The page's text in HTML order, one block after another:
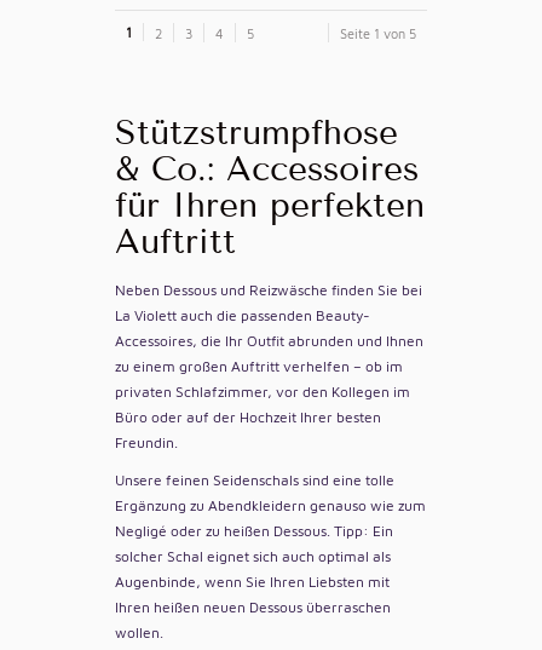
Stützstrumpfhose
& Co.: Accessoires
für Ihren perfekten
Auftritt
Neben Dessous und Reizwäsche finden Sie bei
La Violett auch die passenden Beauty-
Accessoires, die Ihr Outfit abrunden und Ihnen
zu einem großen Auftritt verhelfen – ob im
privaten Schlafzimmer, vor den Kollegen im
Büro oder auf der Hochzeit Ihrer besten
Freundin.
Unsere feinen Seidenschals sind eine tolle
Ergänzung zu Abendkleidern genauso wie zum
Negligé oder zu heißen Dessous. Tipp: Ein
solcher Schal eignet sich auch optimal als
Augenbinde, wenn Sie Ihren Liebsten mit
Ihren heißen neuen Dessous überraschen
wollen.
Seite 1 von 5
1 2 3 4 5